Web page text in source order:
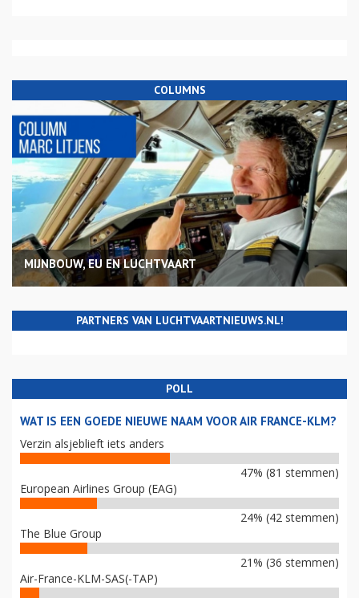
COLUMNS
MIJNBOUW, EU EN LUCHTVAART
PARTNERS VAN LUCHTVAARTNIEUWS.NL!
POLL
WAT IS EEN GOEDE NIEUWE NAAM VOOR AIR FRANCE-KLM?
Verzin alsjeblieft iets anders
47% (81 stemmen)
European Airlines Group (EAG)
24% (42 stemmen)
The Blue Group
21% (36 stemmen)
Air-France-KLM-SAS(-TAP)